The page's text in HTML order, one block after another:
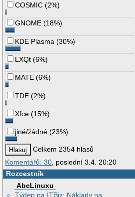
COSMIC (2%)
GNOME (18%)
KDE Plasma (30%)
LXQt (6%)
MATE (6%)
TDE (2%)
Xfce (15%)
jiné/žádné (23%)
Celkem 2354 hlasů
Komentářů: 30 , poslední 3.4. 20:20
Rozcestník
AbcLinuxu
Týden na ITBiz: Náklady na